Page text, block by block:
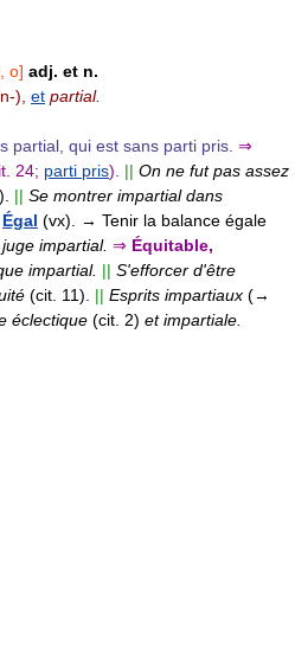
o] adj. et n.
), et partial.
partial, qui est sans parti pris. ⇒
24; parti pris). || On ne fut pas assez
|| Se montrer impartial dans
Égal (vx). → Tenir la balance égale
impartial. ⇒ Équitable,
impartial. || S'efforcer d'être
(cit. 11). || Esprits impartiaux (→
éclectique (cit. 2) et impartiale.